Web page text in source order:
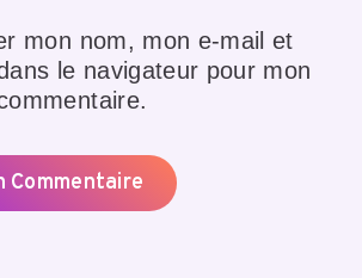
mon nom, mon e-mail et
le navigateur pour mon